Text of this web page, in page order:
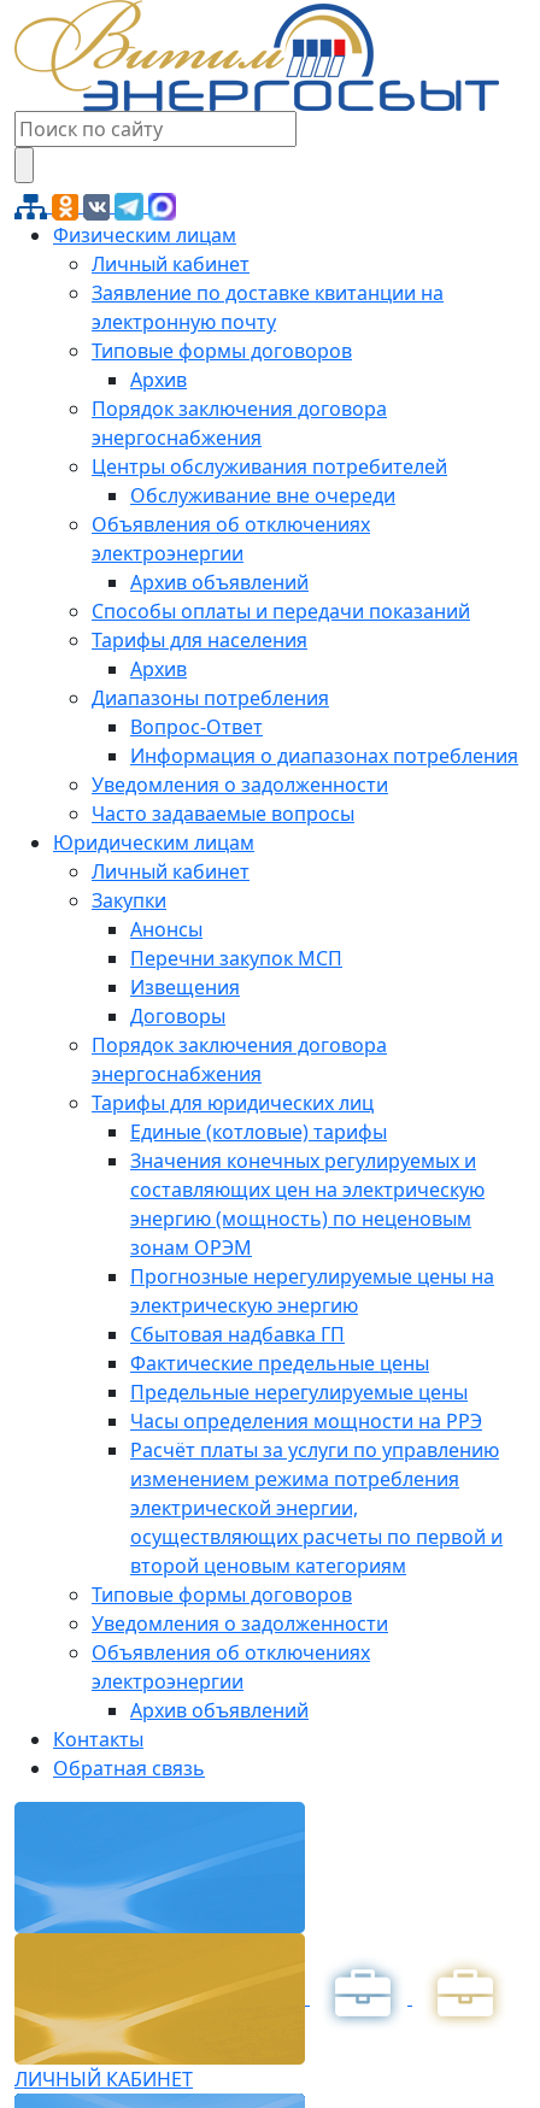
Физическим лицам
Личный кабинет
Заявление по доставке квитанции на
электронную почту
Типовые формы договоров
Архив
Порядок заключения договора
энергоснабжения
Центры обслуживания потребителей
Обслуживание вне очереди
Объявления об отключениях
электроэнергии
Архив объявлений
Способы оплаты и передачи показаний
Тарифы для населения
Архив
Диапазоны потребления
Вопрос-Ответ
Информация о диапазонах потребления
Уведомления о задолженности
Часто задаваемые вопросы
Юридическим лицам
Личный кабинет
Закупки
Анонсы
Перечни закупок МСП
Извещения
Договоры
Порядок заключения договора
энергоснабжения
Тарифы для юридических лиц
Единые (котловые) тарифы
Значения конечных регулируемых и
составляющих цен на электрическую
энергию (мощность) по неценовым
зонам ОРЭМ
Прогнозные нерегулируемые цены на
электрическую энергию
Сбытовая надбавка ГП
Фактические предельные цены
Предельные нерегулируемые цены
Часы определения мощности на РРЭ
Расчёт платы за услуги по управлению
изменением режима потребления
электрической энергии,
осуществляющих расчеты по первой и
второй ценовым категориям
Типовые формы договоров
Уведомления о задолженности
Объявления об отключениях
электроэнергии
Архив объявлений
Контакты
Обратная связь
ЛИЧНЫЙ КАБИНЕТ